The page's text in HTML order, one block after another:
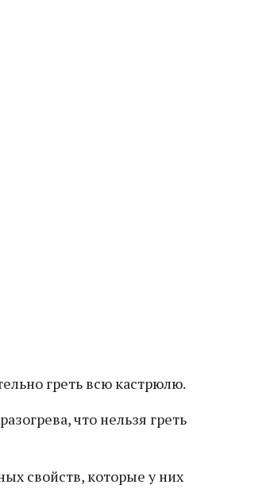
греть всю кастрюлю.
что нельзя греть
свойств, которые у них